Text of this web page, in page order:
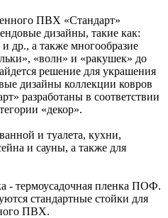
ПВХ «Стандарт»
дизайны, такие как:
др., а также многообразие
«волн» и «ракушек» до
решение для украшения
дизайны коллекции ковров
разработаны в соответствии
«декор».
и туалета, кухни,
и сауны, а также для
- термоусадочная пленка ПОФ.
стандартные стойки для
ПВХ.